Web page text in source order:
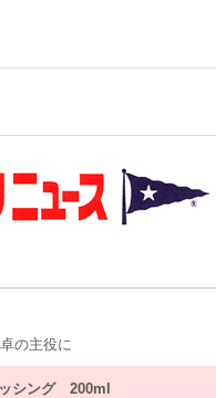
の主役に
シング 200ml